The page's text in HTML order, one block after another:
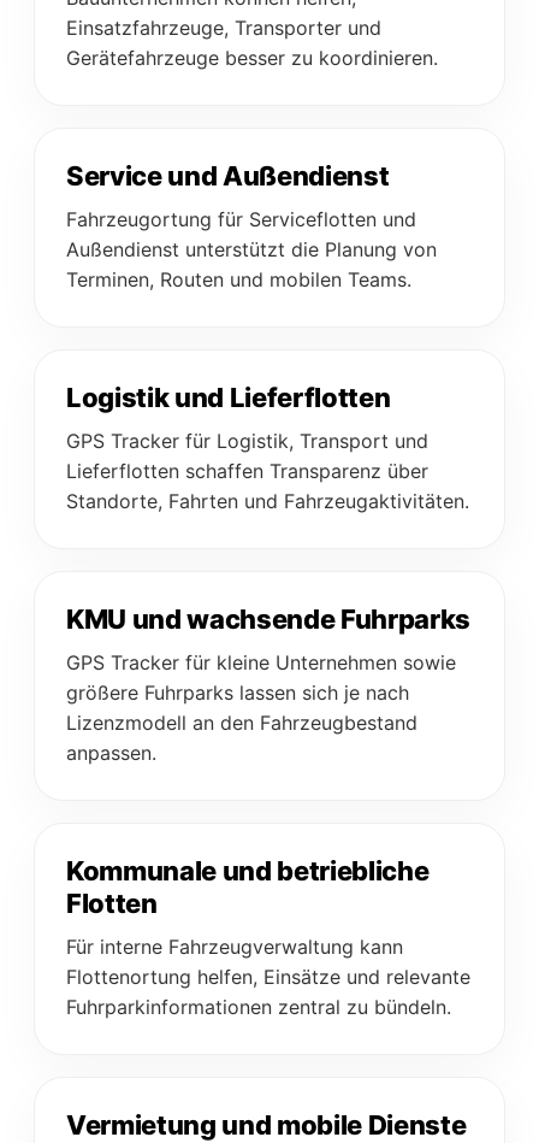
Einsatzfahrzeuge, Transporter und
Gerätefahrzeuge besser zu koordinieren.
Service und Außendienst
Fahrzeugortung für Serviceflotten und
Außendienst unterstützt die Planung von
Terminen, Routen und mobilen Teams.
Logistik und Lieferflotten
GPS Tracker für Logistik, Transport und
Lieferflotten schaffen Transparenz über
Standorte, Fahrten und Fahrzeugaktivitäten.
KMU und wachsende Fuhrparks
GPS Tracker für kleine Unternehmen sowie
größere Fuhrparks lassen sich je nach
Lizenzmodell an den Fahrzeugbestand
anpassen.
Kommunale und betriebliche
Flotten
Für interne Fahrzeugverwaltung kann
Flottenortung helfen, Einsätze und relevante
Fuhrparkinformationen zentral zu bündeln.
Vermietung und mobile Dienste